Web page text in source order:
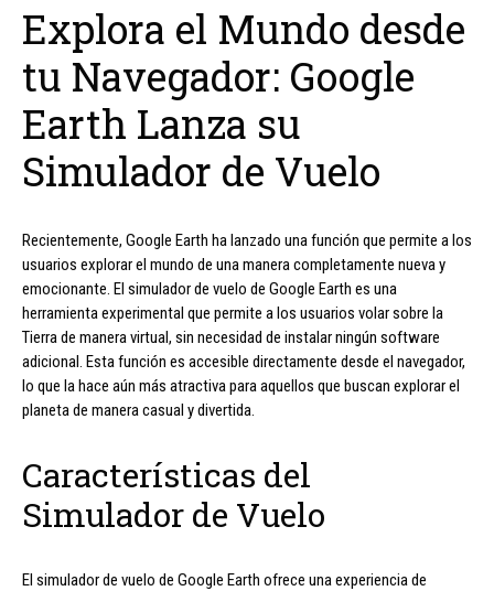
Explora el Mundo desde
tu Navegador: Google
Earth Lanza su
Simulador de Vuelo
Recientemente, Google Earth ha lanzado una función que permite a los
usuarios explorar el mundo de una manera completamente nueva y
emocionante. El simulador de vuelo de Google Earth es una
herramienta experimental que permite a los usuarios volar sobre la
Tierra de manera virtual, sin necesidad de instalar ningún software
adicional. Esta función es accesible directamente desde el navegador,
lo que la hace aún más atractiva para aquellos que buscan explorar el
planeta de manera casual y divertida.
Características del
Simulador de Vuelo
El simulador de vuelo de Google Earth ofrece una experiencia de